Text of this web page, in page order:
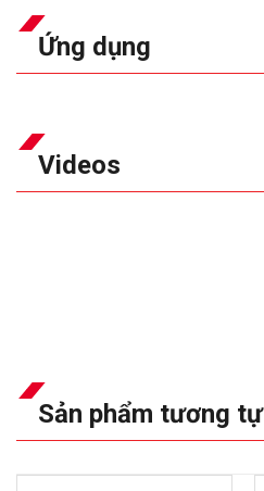
Ứng dụng
Videos
Sản phẩm tương tự